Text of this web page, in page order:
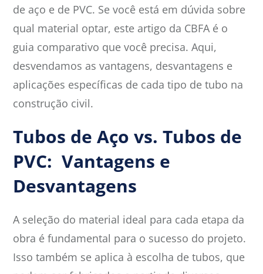
de aço e de PVC. Se você está em dúvida sobre
qual material optar, este artigo da CBFA é o
guia comparativo que você precisa. Aqui,
desvendamos as vantagens, desvantagens e
aplicações específicas de cada tipo de tubo na
construção civil.
Tubos de Aço vs. Tubos de
PVC: Vantagens e
Desvantagens
A seleção do material ideal para cada etapa da
obra é fundamental para o sucesso do projeto.
Isso também se aplica à escolha de tubos, que